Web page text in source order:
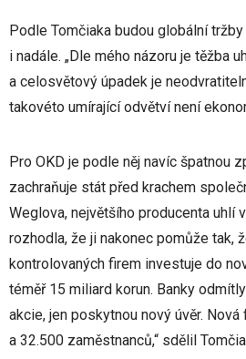
Podle Tomčiaka budou globální
i nadále. „Dle mého názoru je těžba
a celosvětový úpadek je
takovéto umírající odvětví není
Pro OKD je podle něj navíc špatnou
zachraňuje stát před krachem
Weglova, největšího producenta uhlí
rozhodla, že ji nakonec pomůže tak,
kontrolovaných firem investuje do
téměř 15 miliard korun. Banky
akcie, jen poskytnou nový úvěr.
a 32.500 zaměstnanců,“ sdělil